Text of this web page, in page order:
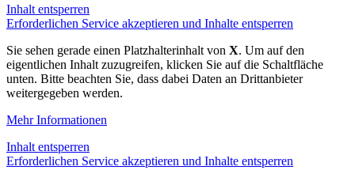
Inhalt entsperren
Erforderlichen Service akzeptieren und Inhalte entsperren
Sie sehen gerade einen Platzhalterinhalt von X. Um auf den
eigentlichen Inhalt zuzugreifen, klicken Sie auf die Schaltfläche
unten. Bitte beachten Sie, dass dabei Daten an Drittanbieter
weitergegeben werden.
Mehr Informationen
Inhalt entsperren
Erforderlichen Service akzeptieren und Inhalte entsperren